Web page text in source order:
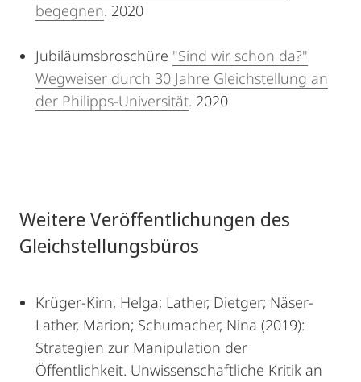
begegnen. 2020
Jubiläumsbroschüre "Sind wir schon da?"
Wegweiser durch 30 Jahre Gleichstellung an
der Philipps-Universität. 2020
Weitere Veröffentlichungen des
Gleichstellungsbüros
Krüger-Kirn, Helga; Lather, Dietger; Näser-
Lather, Marion; Schumacher, Nina (2019):
Strategien zur Manipulation der
Öffentlichkeit. Unwissenschaftliche Kritik an